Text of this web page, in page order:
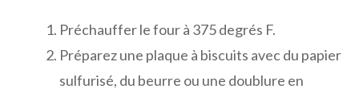
Préchauffer le four à 375 degrés F.
Préparez une plaque à biscuits avec du papier
sulfurisé, du beurre ou une doublure en